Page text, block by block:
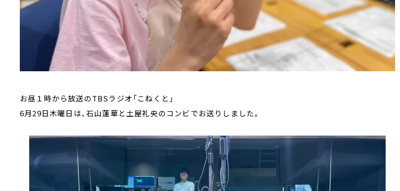
お昼１時から放送のTBSラジオ「こねくと」
6月29日木曜日は、石山蓮華と土屋礼央のコンビでお送りしました。